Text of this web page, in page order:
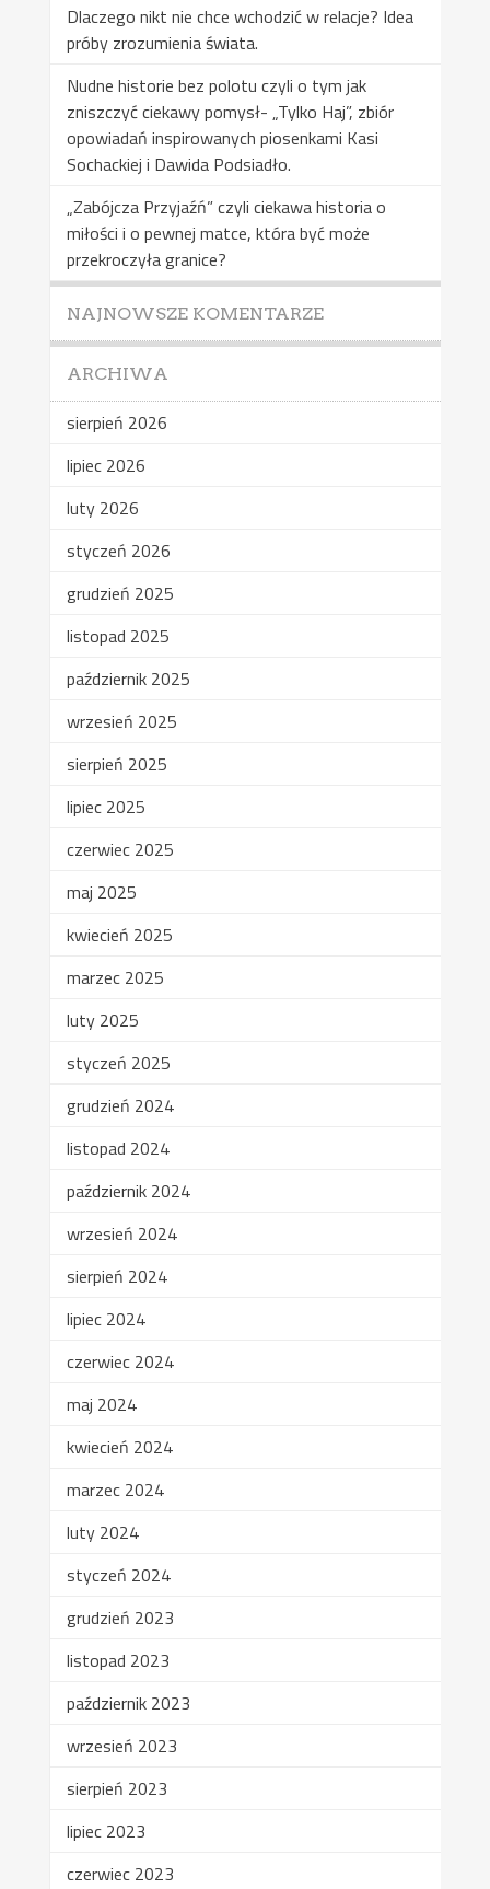
Dlaczego nikt nie chce wchodzić w relacje? Idea
próby zrozumienia świata.
Nudne historie bez polotu czyli o tym jak
zniszczyć ciekawy pomysł- „Tylko Haj”, zbiór
opowiadań inspirowanych piosenkami Kasi
Sochackiej i Dawida Podsiadło.
„Zabójcza Przyjaźń” czyli ciekawa historia o
miłości i o pewnej matce, która być może
przekroczyła granice?
NAJNOWSZE KOMENTARZE
ARCHIWA
sierpień 2026
lipiec 2026
luty 2026
styczeń 2026
grudzień 2025
listopad 2025
październik 2025
wrzesień 2025
sierpień 2025
lipiec 2025
czerwiec 2025
maj 2025
kwiecień 2025
marzec 2025
luty 2025
styczeń 2025
grudzień 2024
listopad 2024
październik 2024
wrzesień 2024
sierpień 2024
lipiec 2024
czerwiec 2024
maj 2024
kwiecień 2024
marzec 2024
luty 2024
styczeń 2024
grudzień 2023
listopad 2023
październik 2023
wrzesień 2023
sierpień 2023
lipiec 2023
czerwiec 2023